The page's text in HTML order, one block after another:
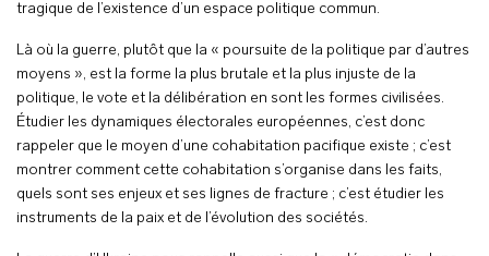
tragique de l’existence d’un espace politique commun.
Là où la guerre, plutôt que la « poursuite de la politique par d’autres
moyens », est la forme la plus brutale et la plus injuste de la
politique, le vote et la délibération en sont les formes civilisées.
Étudier les dynamiques électorales européennes, c’est donc
rappeler que le moyen d’une cohabitation pacifique existe ; c’est
montrer comment cette cohabitation s’organise dans les faits,
quels sont ses enjeux et ses lignes de fracture ; c’est étudier les
instruments de la paix et de l’évolution des sociétés.